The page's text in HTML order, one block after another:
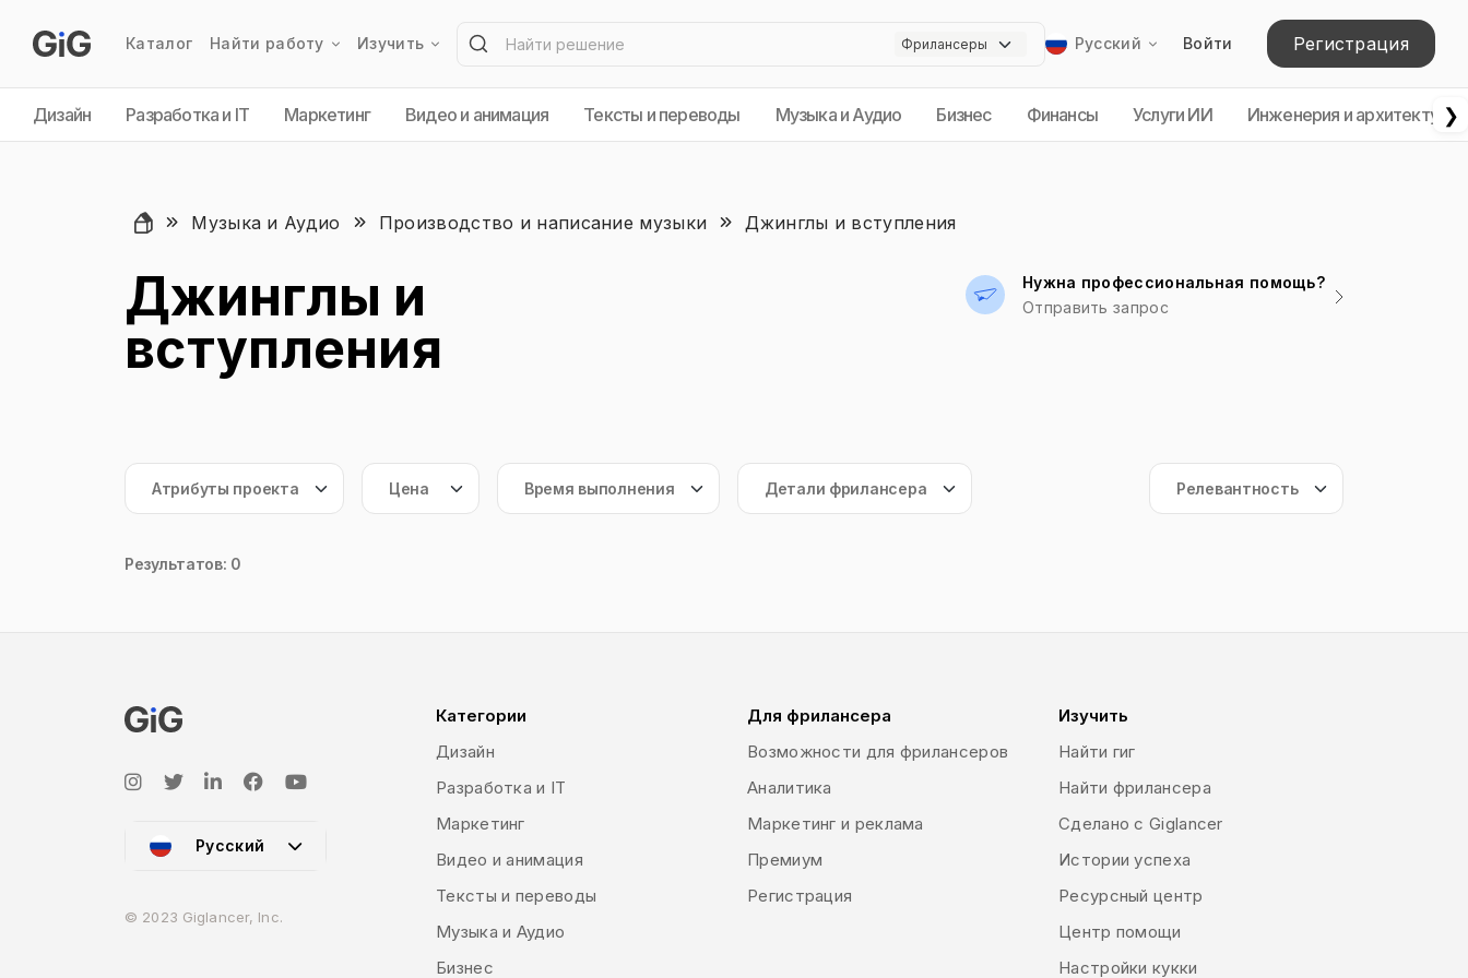
Каталог Найти работу Изучить Русский Войти Регистрация
Дизайн Разработка и IT Маркетинг Видео и анимация Тексты и переводы Музыка и Аудио Бизнес Финансы Услуги ИИ Инженерия и архитектура
❯
Музыка и Аудио Производство и написание музыки Джинглы и вступления
Джинглы и
вступления
Нужна профессиональная помощь?
Отправить запрос
Результатов: 0
Русский
© 2023 Giglancer, Inc.
Категории
Дизайн
Разработка и IT
Маркетинг
Видео и анимация
Тексты и переводы
Музыка и Аудио
Бизнес
Для фрилансера
Возможности для фрилансеров
Аналитика
Маркетинг и реклама
Премиум
Регистрация
Изучить
Найти гиг
Найти фрилансера
Сделано с Giglancer
Истории успеха
Ресурсный центр
Центр помощи
Настройки кукки